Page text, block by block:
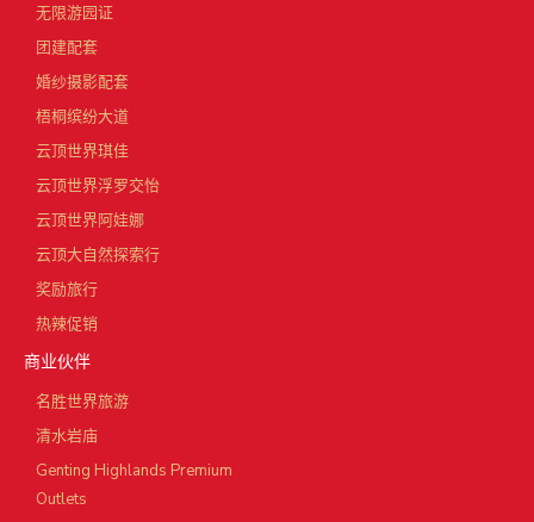
无限游园证
团建配套
婚纱摄影配套
梧桐缤纷大道
云顶世界琪佳
云顶世界浮罗交怡
云顶世界阿娃娜
云顶大自然探索行
奖励旅行
热辣促销
商业伙伴
名胜世界旅游
清水岩庙
Genting Highlands Premium
Outlets